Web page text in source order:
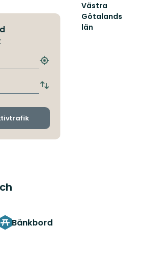
Hitta
hållplats
Byt
och
Bänkbord
Västra
Götalands
län